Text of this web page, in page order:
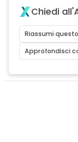
Chiedi
Riassumi
Approfondisci